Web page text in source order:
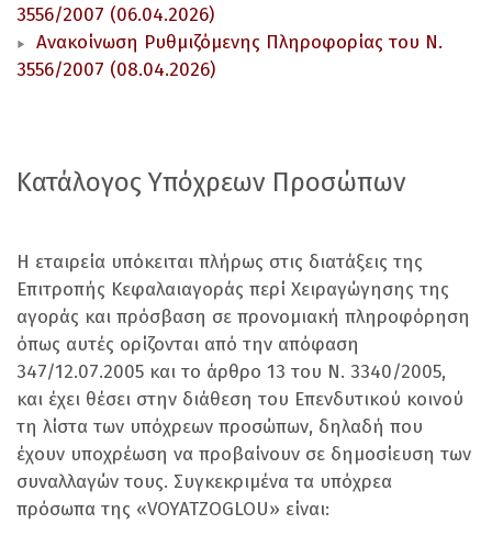
3556/2007 (06.04.2026)
Ανακοίνωση Ρυθμιζόμενης Πληροφορίας του Ν.
3556/2007 (08.04.2026)
Κατάλογος Υπόχρεων Προσώπων
Η εταιρεία υπόκειται πλήρως στις διατάξεις της
Επιτροπής Κεφαλαιαγοράς περί Χειραγώγησης της
αγοράς και πρόσβαση σε προνομιακή πληροφόρηση
όπως αυτές ορίζονται από την απόφαση
347/12.07.2005 και το άρθρο 13 του Ν. 3340/2005,
και έχει θέσει στην διάθεση του Επενδυτικού κοινού
τη λίστα των υπόχρεων προσώπων, δηλαδή που
έχουν υποχρέωση να προβαίνουν σε δημοσίευση των
συναλλαγών τους. Συγκεκριμένα τα υπόχρεα
πρόσωπα της «VOYATZOGLOU» είναι: